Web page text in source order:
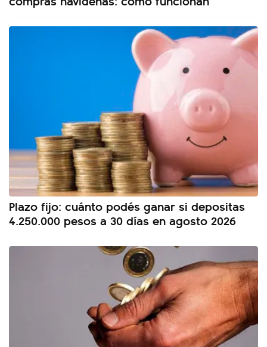
Plazo fijo: cuánto podés ganar si depositas
4.250.000 pesos a 30 días en agosto 2026